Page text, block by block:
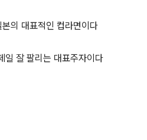
의 대표적인 컵라면이다
일 잘 팔리는 대표주자이다